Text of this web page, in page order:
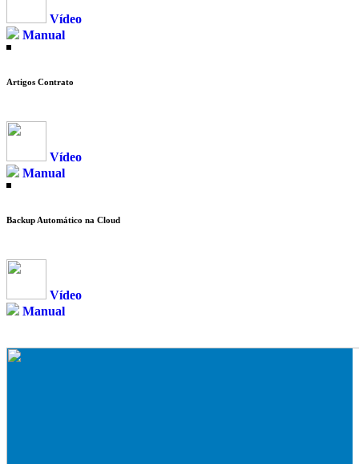
Vídeo
Manual
Artigos Contrato
Vídeo
Manual
Backup Automático na Cloud
Vídeo
Manual